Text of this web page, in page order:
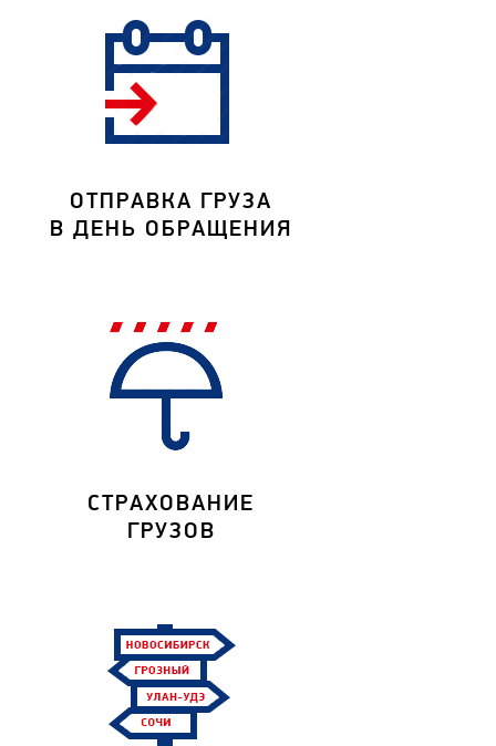
ОТПРАВКА ГРУЗА
В ДЕНЬ ОБРАЩЕНИЯ
СТРАХОВАНИЕ
ГРУЗОВ